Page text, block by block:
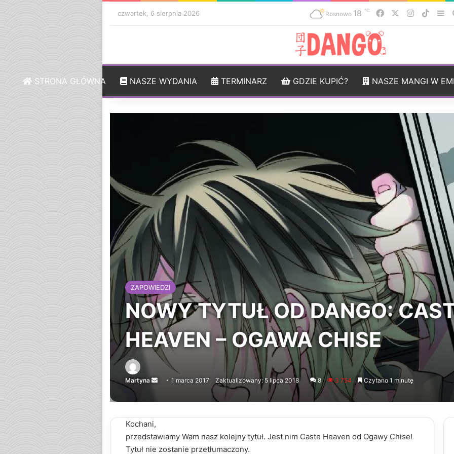
czwartek, 6 sierpnia 2026 Rosnowo 18 ℃ Facebook Instagram
STRONA GŁÓWNA NASZE WYDANIA TERMINARZ GDZIE KUPIĆ? NASZE MANGI W
ZAPOWIEDZI
NOWY TYTUŁ OD DANGO:
HEAVEN – OGAWA CHISE
Martyna
Send1 marca 2017 Zaktualizowany: 5 lipca 2018 8 3 754 Czytano 1 minutę
Kochani,
przedstawiamy Wam nasz kolejny tytuł. Jest nim Caste Heaven od Ogawy Chise!
Tytuł nie zostanie przetłumaczony.